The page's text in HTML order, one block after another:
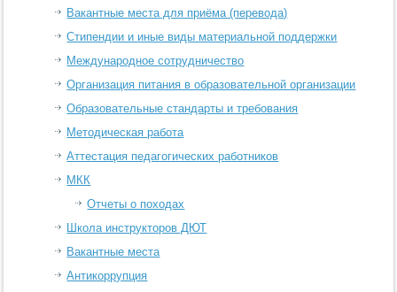
Вакантные места для приёма (перевода)
Стипендии и иные виды материальной поддержки
Международное сотрудничество
Организация питания в образовательной организации
Образовательные стандарты и требования
Методическая работа
Аттестация педагогических работников
МКК
Отчеты о походах
Школа инструкторов ДЮТ
Вакантные места
Антикоррупция